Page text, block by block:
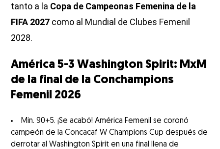
tanto a la Copa de Campeonas Femenina de la
FIFA 2027 como al Mundial de Clubes Femenil
2028.
América 5-3 Washington Spirit: MxM
de la final de la Conchampions
Femenil 2026
Min. 90+5. ¡Se acabó! América Femenil se coronó
campeón de la Concacaf W Champions Cup después de
derrotar al Washington Spirit en una final llena de